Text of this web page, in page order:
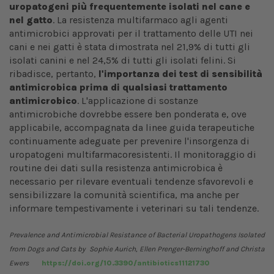
uropatogeni più frequentemente isolati nel cane e
nel gatto. La resistenza multifarmaco agli agenti
antimicrobici approvati per il trattamento delle UTI nei
cani e nei gatti è stata dimostrata nel 21,9% di tutti gli
isolati canini e nel 24,5% di tutti gli isolati felini. Si
ribadisce, pertanto, l'importanza dei test di sensibilità
antimicrobica prima di qualsiasi trattamento
antimicrobico. L'applicazione di sostanze
antimicrobiche dovrebbe essere ben ponderata e, ove
applicabile, accompagnata da linee guida terapeutiche
continuamente adeguate per prevenire l'insorgenza di
uropatogeni multifarmacoresistenti. Il monitoraggio di
routine dei dati sulla resistenza antimicrobica è
necessario per rilevare eventuali tendenze sfavorevoli e
sensibilizzare la comunità scientifica, ma anche per
informare tempestivamente i veterinari su tali tendenze.
Prevalence and Antimicrobial Resistance of Bacterial Uropathogens Isolated
from Dogs and Cats by Sophie Aurich, Ellen Prenger-Berninghoff and Christa
Ewers
https://doi.org/10.3390/antibiotics11121730